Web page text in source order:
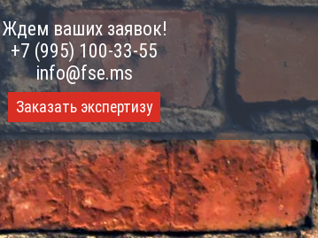
Ждем ваших заявок!
+7 (995) 100-33-55
info@fse.ms
Заказать экспертизу